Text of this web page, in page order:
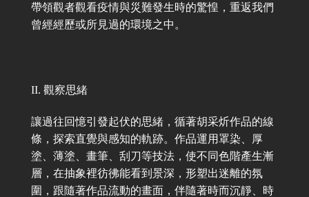
帶領觀者觀看疫情與災難發生時的驚惶，重返我們
曾經經歷或所見過的環境之中。
II. 觀察思緒
讓過往回憶引發起伏的思緒，循著胡采炘作品的線
條，探索直覺與感知的軌跡。作品運用罩染、厚
塗、薄塗、畫筆、刮刀等技法，使不同色階產生漸
層，在抽象裡彷彿能看到景深，形塑出迷離的氛
圍，跟隨著作品流動的畫面，伴隨著時而沉靜、時